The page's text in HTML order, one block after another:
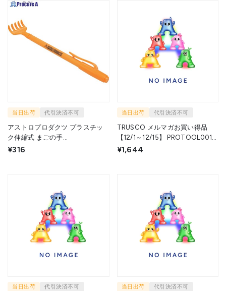
当日出荷 代引決済不可
アストロプロダクツ プラスチッ
ク伸縮式 まごの手
2032000005806 1本 ▼252-
¥316
当日出荷 代引決済不可
TRUSCO メルマガお買い得品
【12/1～12/15】 PROTOOL0011
1S トラスコ中山(株) ▼611-2999
¥1,644
当日出荷 代引決済不可 当日出荷 代引決済不可